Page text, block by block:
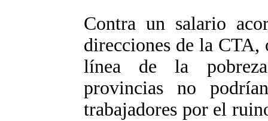
Contra un salario
direcciones de la CTA,
línea de la
provincias no
trabajadores por el